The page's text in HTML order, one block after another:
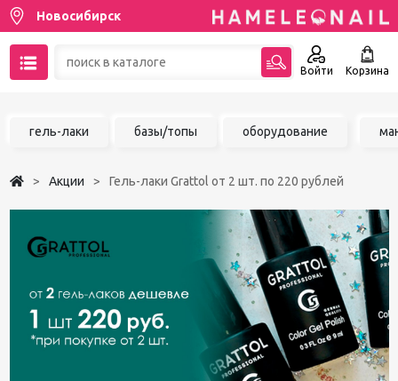
Новосибирск
Войти Корзина
Акции
гель-лаки базы/топы оборудование
Акции Гель-лаки Grattol от 2 шт. по 220 рублей